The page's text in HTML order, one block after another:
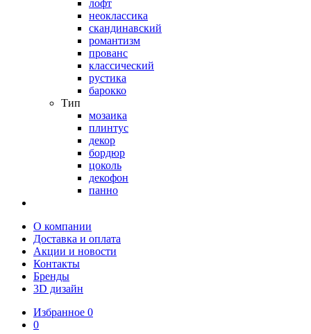
лофт
неоклассика
скандинавский
романтизм
прованс
классический
рустика
барокко
Тип
мозаика
плинтус
декор
бордюр
цоколь
декофон
панно
О компании
Доставка и оплата
Акции и новости
Контакты
Бренды
3D дизайн
Избранное 0
0